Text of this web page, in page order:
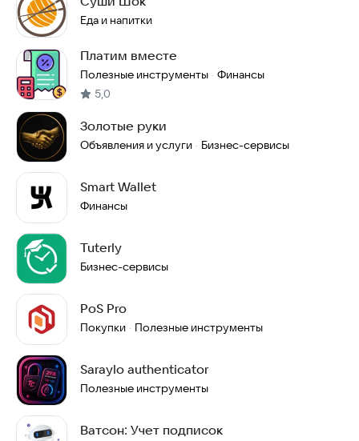
Еда и напитки
Платим вместе
Полезные инструменты · Финансы
5,0
Золотые руки
Объявления и услуги · Бизнес-сервисы
Smart Wallet
Финансы
Tuterly
Бизнес-сервисы
PoS Pro
Покупки · Полезные инструменты
Saraylo authenticator
Полезные инструменты
Ватсон: Учет подписок